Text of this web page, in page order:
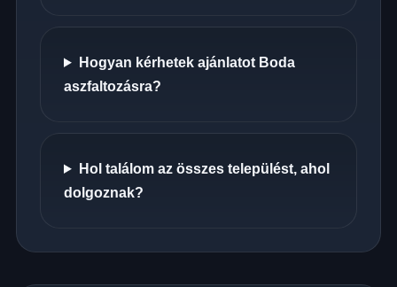
Hogyan kérhetek ajánlatot Boda
aszfaltozásra?
Hol találom az összes települést, ahol
dolgoznak?